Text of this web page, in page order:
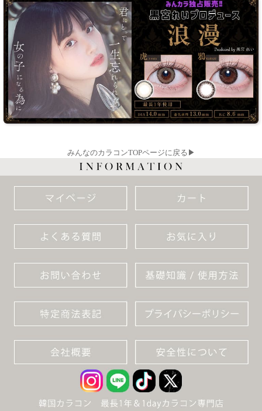
みんなのカラコンTOPページに戻る▶